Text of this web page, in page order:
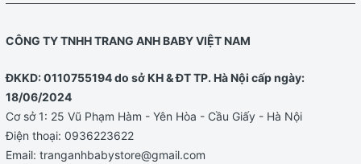
CÔNG TY TNHH TRANG ANH BABY VIỆT NAM
ĐKKD: 0110755194 do sở KH & ĐT TP. Hà Nội cấp ngày:
18/06/2024
Cơ sở 1: 25 Vũ Phạm Hàm - Yên Hòa - Cầu Giấy - Hà Nội
Điện thoại: 0936223622
Email: tranganhbabystore@gmail.com